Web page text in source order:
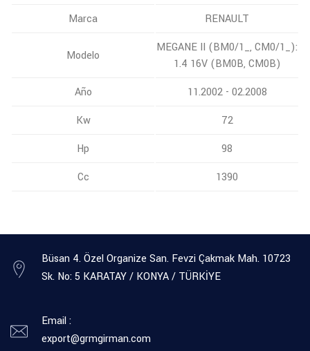
Marca
RENAULT
Modelo
MEGANE II (BM0/1_, CM0/1_):
1.4 16V (BM0B, CM0B)
Año
11.2002 - 02.2008
Kw
72
Hp
98
Cc
1390
Büsan 4. Özel Organize San. Fevzi Çakmak Mah. 10723
Sk. No: 5 KARATAY / KONYA / TÜRKİYE
Email :
export@grmgirman.com